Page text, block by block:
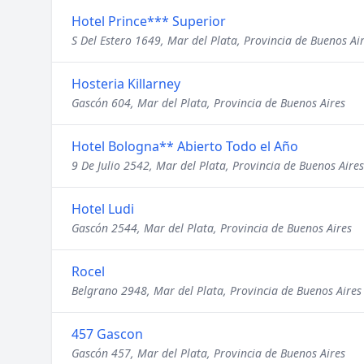
Hotel Prince*** Superior
S Del Estero 1649, Mar del Plata, Provincia de Buenos
Hosteria Killarney
Gascón 604, Mar del Plata, Provincia de Buenos Aires
Hotel Bologna** Abierto Todo el Año
9 De Julio 2542, Mar del Plata, Provincia de Buenos Aires
Hotel Ludi
Gascón 2544, Mar del Plata, Provincia de Buenos Aires
Rocel
Belgrano 2948, Mar del Plata, Provincia de Buenos Aires
457 Gascon
Gascón 457, Mar del Plata, Provincia de Buenos Aires